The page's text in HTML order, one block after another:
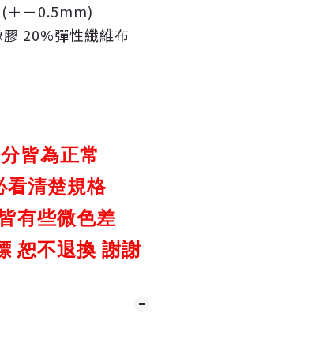
＋－0.5mm)
20%彈性纖維布
皆為正常
看清楚規格
有些微色差
恕不退換 謝謝